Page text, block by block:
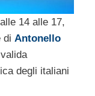
14 alle 17,
di Antonello
degli italiani